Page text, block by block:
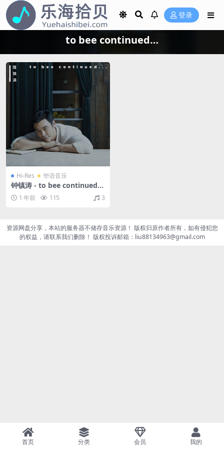
登录
to bee continued…
Hi-Res 华语音乐
钟镇涛 - to bee continued…
（2018/FLAC/分轨/487M）
(24bit/48kHz)
1 年前 115 3
资源网盘分享，本站的服务器不储存音乐资源！ 版权归原作者所有，如有侵犯您
的权益，请联系我们删除！ 版权投诉邮箱：liu88134963@gmail.com
首页 分类 会员 我的